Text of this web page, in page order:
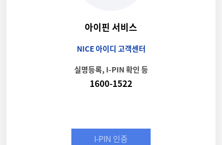
아이핀 서비스
NICE 아이디 고객센터
실명등록, I-PIN 확인 등
1600-1522
I-PIN 인증